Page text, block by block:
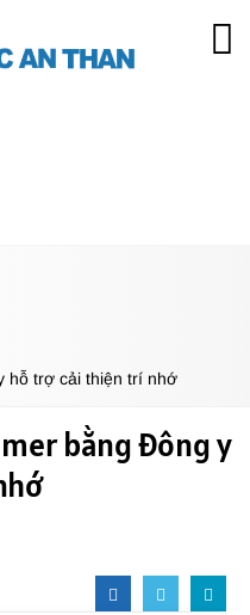
hỗ trợ cải thiện trí nhớ
bằng Đông y